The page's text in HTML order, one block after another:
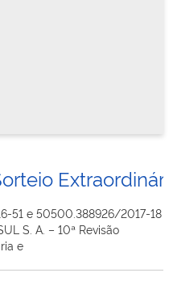
51 e 50500.388926/2017-18
S. A. – 10ª Revisão
e